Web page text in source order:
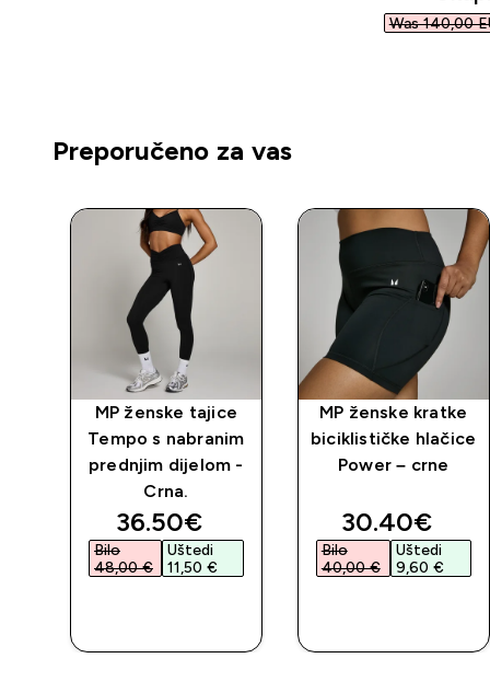
Was 140,00
Preporučeno za vas
MP ženske tajice
Tempo s nabranim
prednjim dijelom -
Crna.
discounted price
36.50€‎
Bilo
48,00 €‎
Uštedi
11,50 €‎
MP ženske kratke
biciklističke hlačice
Power – crne
discounted
30.40€‎
Bilo
40,00 €‎
Uštedi
9,60 €‎